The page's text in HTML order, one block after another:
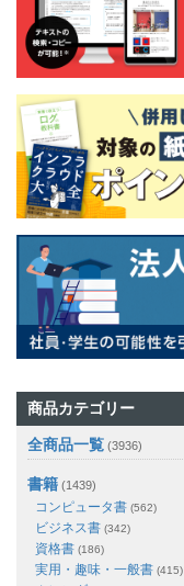
商品カテゴリー
全商品一覧 (3936)
書籍 (1439)
コンピュータ書 (562)
ビジネス書 (342)
資格書 (186)
実用・趣味・一般書 (415)